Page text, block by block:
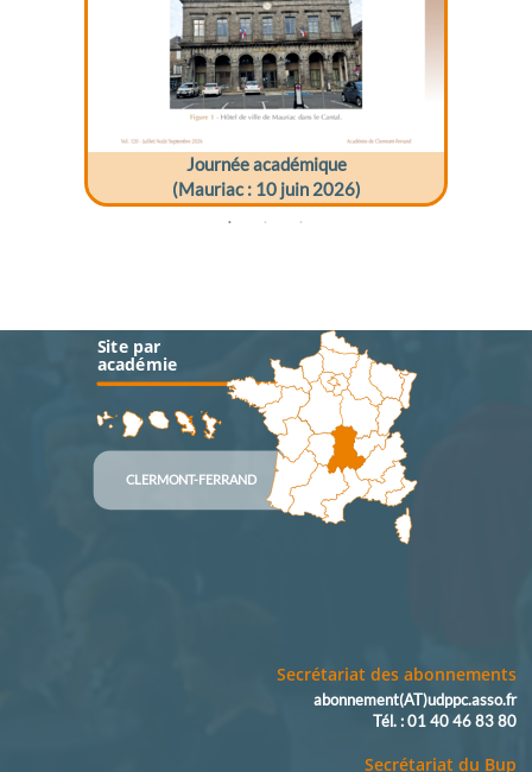
Journée académique
(Mauriac : 10 juin 2026)
Site par
académie
CLERMONT-FERRAND
Secrétariat des abonnements
abonnement(AT)udppc.asso.fr
Tél. : 01 40 46 83 80
Secrétariat du Bup